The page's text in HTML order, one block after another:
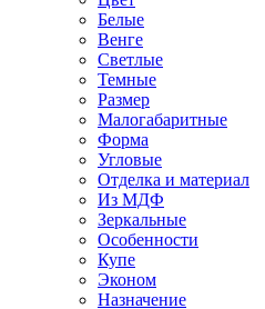
Белые
Венге
Светлые
Темные
Размер
Малогабаритные
Форма
Угловые
Отделка и материал
Из МДФ
Зеркальные
Особенности
Купе
Эконом
Назначение